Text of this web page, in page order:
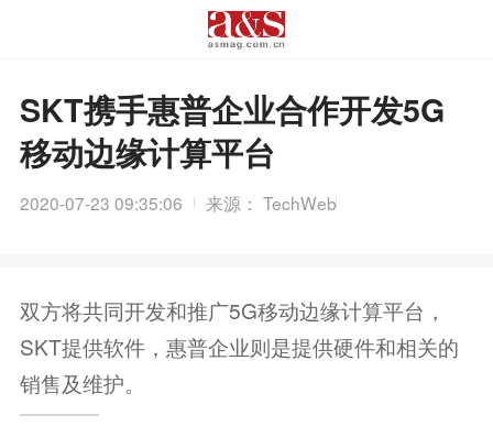
SKT携手惠普企业合作开发5G
移动边缘计算平台
2020-07-23 09:35:06 来源： TechWeb
双方将共同开发和推广5G移动边缘计算平台，
SKT提供软件，惠普企业则是提供硬件和相关的
销售及维护。